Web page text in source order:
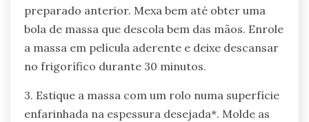
preparado anterior. Mexa bem até obter uma
bola de massa que descola bem das mãos. Enrole
a massa em película aderente e deixe descansar
no frigorífico durante 30 minutos.
3. Estique a massa com um rolo numa superfície
enfarinhada na espessura desejada*. Molde as